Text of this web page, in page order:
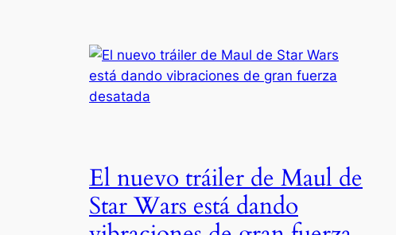
El nuevo tráiler de Maul de
Star Wars está dando